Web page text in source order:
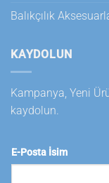
Balıkçılık
KAYDOLUN
Kampanya, Yeni
kaydolun.
E-Posta İsim